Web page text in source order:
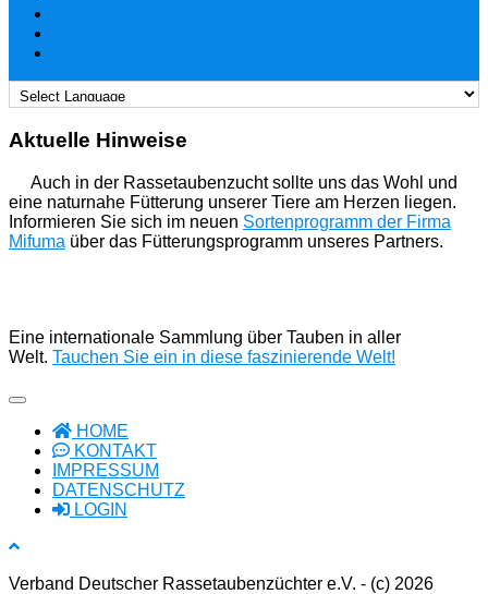
Aktuelle Hinweise
Auch in der Rassetaubenzucht sollte uns das Wohl und
eine naturnahe Fütterung unserer Tiere am Herzen liegen.
Informieren Sie sich im neuen Sortenprogramm der Firma
Mifuma über das Fütterungsprogramm unseres Partners.
Eine internationale Sammlung über Tauben in aller
Welt. Tauchen Sie ein in diese faszinierende Welt!
HOME
KONTAKT
IMPRESSUM
DATENSCHUTZ
LOGIN
Verband Deutscher Rassetaubenzüchter e.V. - (c) 2026